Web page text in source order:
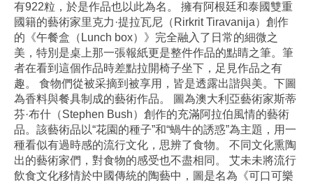
有922粒，於是作品也以此為名。 擁有阿根廷和泰國雙重
國籍的藝術家里克力·提拉瓦尼（Rirkrit Tiravanija）創作
的《午餐盒（Lunch box）》完全融入了日常的細微之
美，特別是桌上那一張報紙更是整件作品的點睛之筆。筆
者在看到這個作品時差點拉開椅子坐下，足見作品之有
趣。 食物們從被采摘到被享用，皆是透露出諧與美。下圖
為香料與餐具制成的藝術作品。 圖為澳大利亞藝術家斯蒂
芬·布什（Stephen Bush）創作的充滿阿拉伯風情的藝術
品。該藝術品以“花園的種子”和“蝸牛的誘惑”為主題，用一
種看似有過時感的流行文化，思辨了食物。 不同文化熏陶
出的藝術家們，對食物的感受也不盡相同。 艾未未將流行
飲食文化移情於中國傳統的陶藝中，圖是名為《可口可樂